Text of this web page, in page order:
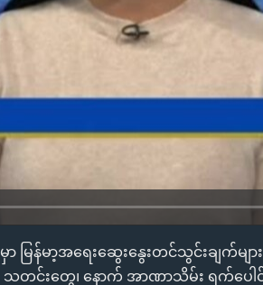
မြန်မာ့အရေးဆွေးနွေးတင်သွင်းချက်မျ
တင်းတွေ၊ နောက် အာဏာသိမ်း ရက်ပေါင်